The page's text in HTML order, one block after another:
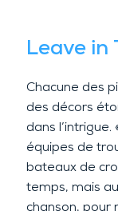
Leave in
Chacune des
des décors
dans
équipes de
bateaux de
temps, mais
chanson, pour